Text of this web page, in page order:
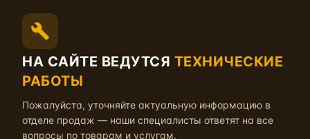
Главными отличиями от премиум линейки являются
уменьшенная по толщине с 100 мкм до 60 мкм
алюминиевая фольга и измененный состав мастики.
Однако, в составе по-прежнему присутствуют
ингибиторы коррозии, предотвращающие образование
ржавчины.
Материал представлен в толщинах 1.6 мм (зеленый), 2.0
мм (оранжевый), 2.7 мм (синий) и 3.6 мм (красный).
НА САЙТЕ ВЕДУТСЯ ТЕХНИЧЕСКИЕ
РАБОТЫ
Пожалуйста, уточняйте актуальную информацию в
отделе продаж — наши специалисты ответят на все
вопросы по товарам и услугам.